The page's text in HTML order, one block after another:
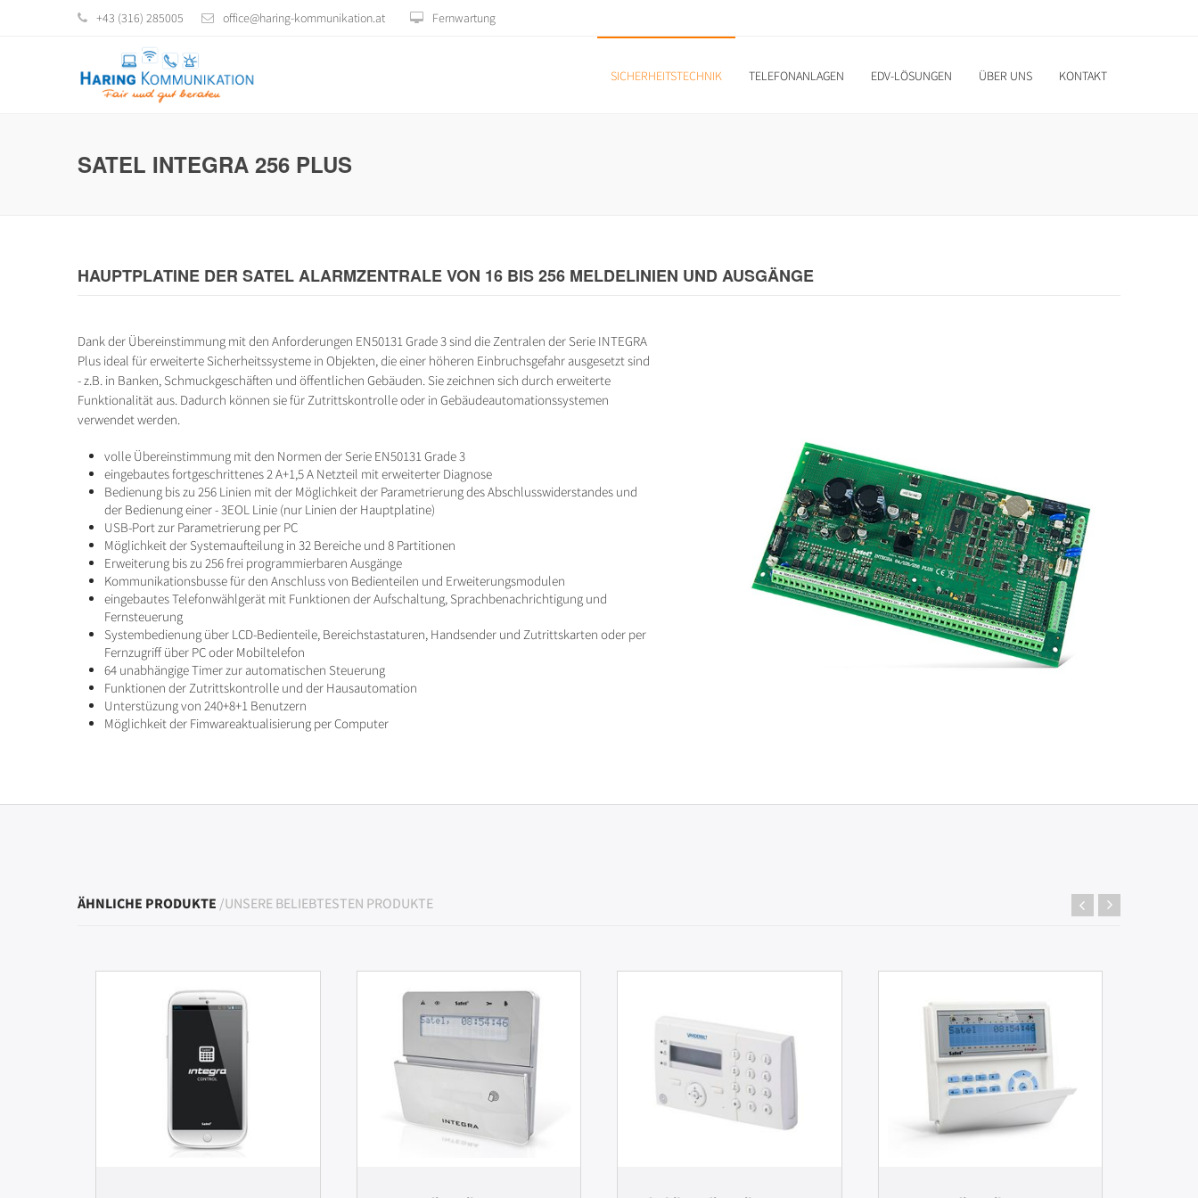
+43 (316) 285005 office@haring-kommunikation.at Fernwartung
SICHERHEITSTECHNIK TELEFONANLAGEN EDV-LÖSUNGEN ÜBER UNS KONTAKT
SATEL INTEGRA 256 PLUS
HAUPTPLATINE DER SATEL ALARMZENTRALE VON 16 BIS 256 MELDELINIEN UND AUSGÄNGE
Dank der Übereinstimmung mit den Anforderungen EN50131 Grade 3 sind die Zentralen der Serie INTEGRA
Plus ideal für erweiterte Sicherheitssysteme in Objekten, die einer höheren Einbruchsgefahr ausgesetzt sind
- z.B. in Banken, Schmuckgeschäften und öffentlichen Gebäuden. Sie zeichnen sich durch erweiterte
Funktionalität aus. Dadurch können sie für Zutrittskontrolle oder in Gebäudeautomationssystemen
verwendet werden.
volle Übereinstimmung mit den Normen der Serie EN50131 Grade 3
eingebautes fortgeschrittenes 2 A+1,5 A Netzteil mit erweiterter Diagnose
Bedienung bis zu 256 Linien mit der Möglichkeit der Parametrierung des Abschlusswiderstandes und
der Bedienung einer - 3EOL Linie (nur Linien der Hauptplatine)
USB-Port zur Parametrierung per PC
Möglichkeit der Systemaufteilung in 32 Bereiche und 8 Partitionen
Erweiterung bis zu 256 frei programmierbaren Ausgänge
Kommunikationsbusse für den Anschluss von Bedienteilen und Erweiterungsmodulen
eingebautes Telefonwählgerät mit Funktionen der Aufschaltung, Sprachbenachrichtigung und
Fernsteuerung
Systembedienung über LCD-Bedienteile, Bereichstastaturen, Handsender und Zutrittskarten oder per
Fernzugriff über PC oder Mobiltelefon
64 unabhängige Timer zur automatischen Steuerung
Funktionen der Zutrittskontrolle und der Hausautomation
Unterstüzung von 240+8+1 Benutzern
Möglichkeit der Fimwareaktualisierung per Computer
ÄHNLICHE PRODUKTE /UNSERE BELIEBTESTEN PRODUKTE